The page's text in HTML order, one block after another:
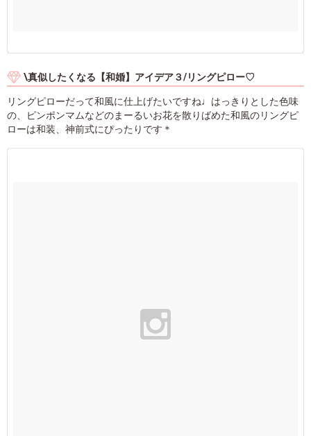
\真似したくなる【和婚】アイデア３/リングピロー♡
リングピローだって和風に仕上げたいですね♩はっきりとした色味
の、ピンポンマムなどのまーるいお花を散りばめた和風のリングピ
ローは和装、神前式にぴったりです＊